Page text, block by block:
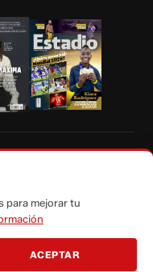
de Vistazo.com.
para mejorar tu
ACEPTAR